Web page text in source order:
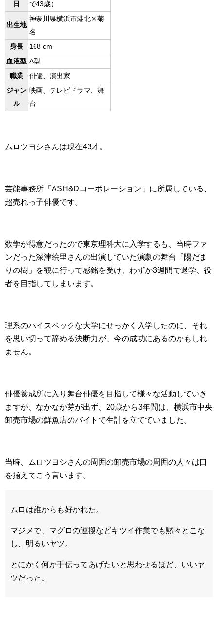
日
で43歳）
出生地
神奈川県横浜市港北区菊
名
身長
168 cm
血液型 A型
職業
俳優、演出家
ジャン
ル
映画、テレビドラマ、舞
台
ムロツヨシさんは現在43才。
芸能事務所「ASH&Dコーポレーション」に所属している、
超売れっ子俳優です。
数学が得意だったので東京理科大に入学するも、当時ファ
ンだった深津絵里さんの出演していた演劇の舞台「陽だま
りの樹」を観に行って感銘を受け、わずか3週間で退学、役
者を目指してしまいます。
理系のハイスペックな大学にせっかく入学したのに、それ
を思い切って辞める決断力が、今の成功にあるのかもしれ
ません。
俳優養成所に入り舞台俳優を目指して様々な活動していき
ますが、なかなか芽が出ず、20歳から3年間は、横浜市中央
卸売市場の鮮魚店のバイトで生計を立てていました。
当時、ムロツヨシさんの周囲の卸売市場の周囲の人々は口
を揃えてこう言います。
ムロは誰からも好かれた。
マジメで、マグロの運搬などキツイ作業でも黙々とこな
し、明るいヤツ。
とにかく何か手伝ってあげたいと思わせるほど、いいヤ
ツだった。